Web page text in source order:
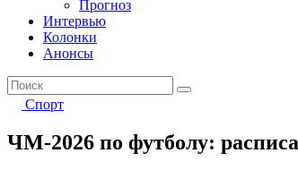
Прогноз
Интервью
Колонки
Анонсы
Спорт
ЧМ-2026 по футболу: